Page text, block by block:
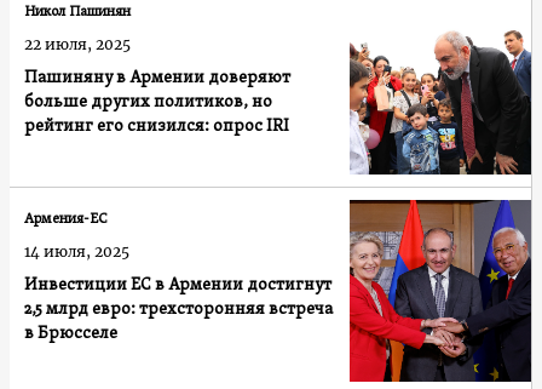
Пашиняну в Армении доверяют
больше других политиков, но
рейтинг его снизился: опрос IRI
Никол Пашинян
22 июля, 2025
Инвестиции ЕС в Армении достигнут
2,5 млрд евро: трехсторонняя встреча
в Брюсселе
Армения-ЕС
14 июля, 2025